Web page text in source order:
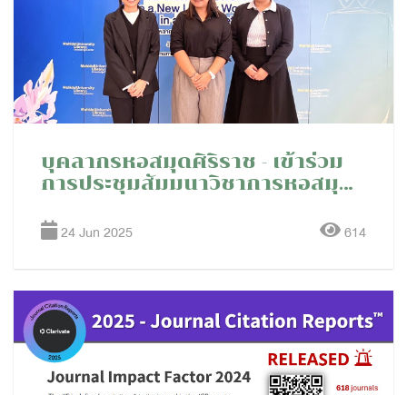
บุคลากรหอสมุดศิริราช - เข้าร่วม
การประชุมสัมมนาวิชาการหอสมุด
ประจำปี 2568
24 Jun 2025 614